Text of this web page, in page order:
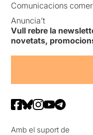
Comunicacions
Anuncia’t
Vull rebre la
novetats,
Amb el suport de